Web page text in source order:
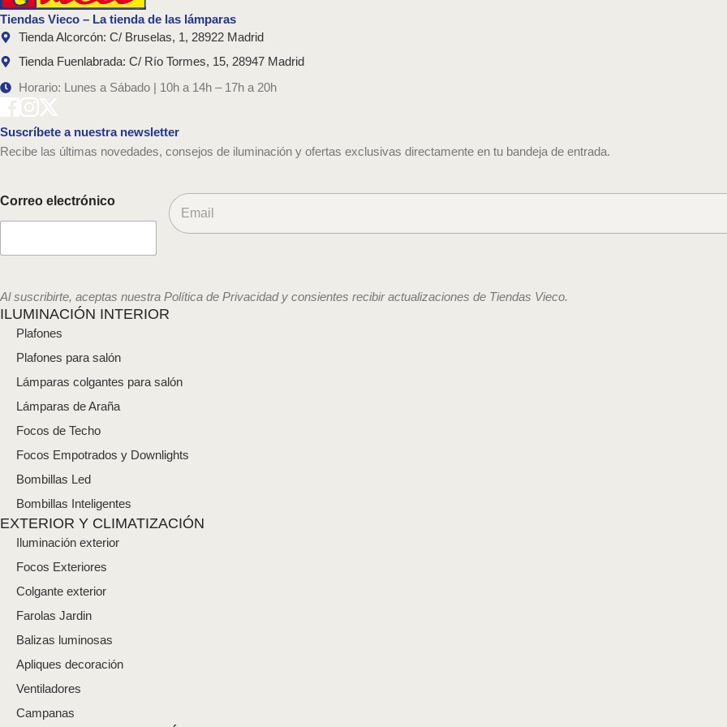
Tiendas Vieco – La tienda de las lámparas
Tienda Alcorcón: C/ Bruselas, 1, 28922 Madrid
Tienda Fuenlabrada: C/ Río Tormes, 15, 28947 Madrid
Horario: Lunes a Sábado | 10h a 14h – 17h a 20h
Suscríbete a nuestra newsletter
Recibe las últimas novedades, consejos de iluminación y ofertas exclusivas directamente en tu bandeja de entrada.
Correo electrónico
C
o
r
e
l
e
ó
*
Al suscribirte, aceptas nuestra Política de Privacidad y consientes recibir actualizaciones de Tiendas Vieco.
ILUMINACIÓN INTERIOR
Plafones
Plafones para salón
Lámparas colgantes para salón
Lámparas de Araña
Focos de Techo
Focos Empotrados y Downlights
Bombillas Led
Bombillas Inteligentes
EXTERIOR Y CLIMATIZACIÓN
Iluminación exterior
Focos Exteriores
Colgante exterior
Farolas Jardin
Balizas luminosas
Apliques decoración
Ventiladores
Campanas